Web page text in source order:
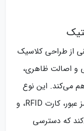
از طراحی کلاسیک
و اصالت ظاهری،
می‌کند. این نوع
قفل با بهره‌گیری از قابلیت‌هایی مانند رمز عبور، کارت RFID، و
که دسترسی